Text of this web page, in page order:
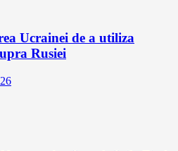
Ucrainei de a utiliza
Rusiei